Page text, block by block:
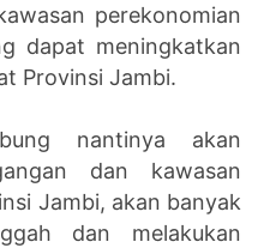
perekonomian
dapat meningkatkan
Provinsi Jambi.
nantinya akan
dan kawasan
Jambi, akan banyak
dan melakukan